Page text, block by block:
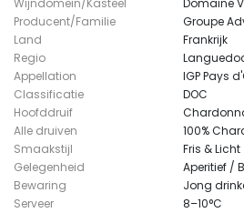
Wijndomein/Kasteel
Domaine
Producent/Familie
Groupe
Land
Frankrijk
Regio
Appellation
IGP Pays
Classificatie
DOC
Hoofddruif
Alle druiven
100%
Smaakstijl
Fris & Licht
Gelegenheid
Aperitief /
Bewaring
Jong
Serveer
8–10°C